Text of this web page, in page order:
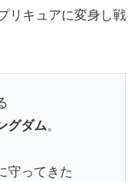
リキュアに変身し戦
グダム。
守ってきた